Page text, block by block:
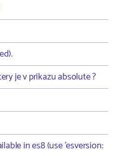
je v prikazu absolute ?
in es8 (use 'esversion: